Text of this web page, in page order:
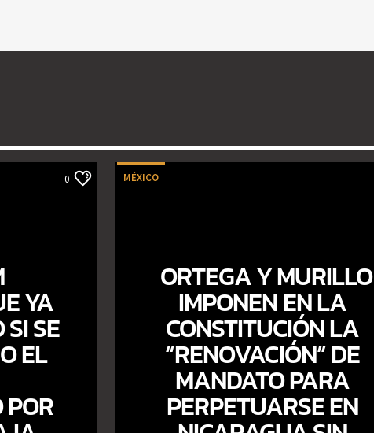
0
YA
SE
EL
MÉXICO
ORTEGA Y MURILLO
IMPONEN EN LA
CONSTITUCIÓN LA
“RENOVACIÓN” DE
MANDATO PARA
PERPETUARSE EN